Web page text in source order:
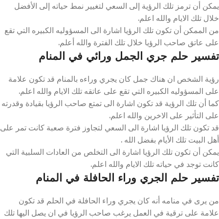
يمكن أن ترمز تلك الرؤية إلى السعي لتغيير نمط حياته إلى الأفضل
خلال تلك الايام والله اعلم.
من الممكن أن تكون تلك الرؤيا اشارة الى المسؤوليه الكبيره التي تقع
على عاتق صاحب الرؤيا خلال تلك الفترة والله أعلم.
تفسير حلم جري الجمل ورائي في المنام
رؤية الشخص ان هناك جمل كان يجري وراءه بالمنام قد تكون علامة
على المسؤوليه الكبيره التي تقع على عاتقه تلك الايام والله اعلم.
كما أن تلك الرؤية قد تكون اشارة الى تمتع صاحب الرؤيا بقيادة وقدرته
على التأثير على الاخرين والله اعلم.
قد تكون تلك الرؤيا اشارة الى السعي لتجاوز فترة صعبة كانت تمر على
أهل البيت تلك الأيام بفضل الله .
يمكن أن تكون تلك الرؤيا اشارة الى التخلص من العادات السلبية التي
كانت توجد في حياته تلك الايام والله اعلم.
تفسير حلم الجري وراء الحافلة في المنام
من يرى في منامه أنه كان يجري وراء الحافلة في الحلم قد تكون
علامة على ترقية في العمل يرغب صاحب الرؤيا في ان يصل اليها تلك